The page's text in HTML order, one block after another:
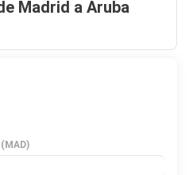
Madrid a Aruba
(MAD)